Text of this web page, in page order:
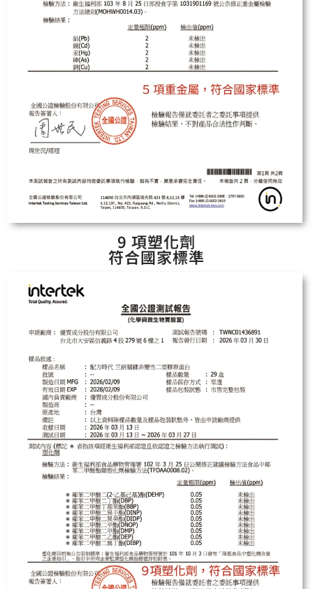
9 項塑化劑
符合國家標準